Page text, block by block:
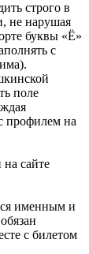
строго в
не нарушая
буквы «Ё»
с
поле
профилем на
сайте
именным и
с билетом